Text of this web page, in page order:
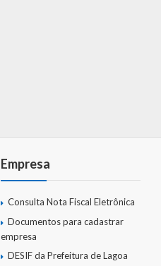
Empresa
Consulta Nota Fiscal Eletrônica
Documentos para cadastrar
empresa
DESIF da Prefeitura de Lagoa